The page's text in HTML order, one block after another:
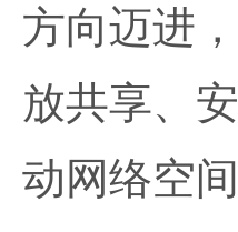
方向迈进
放共享、
动网络空